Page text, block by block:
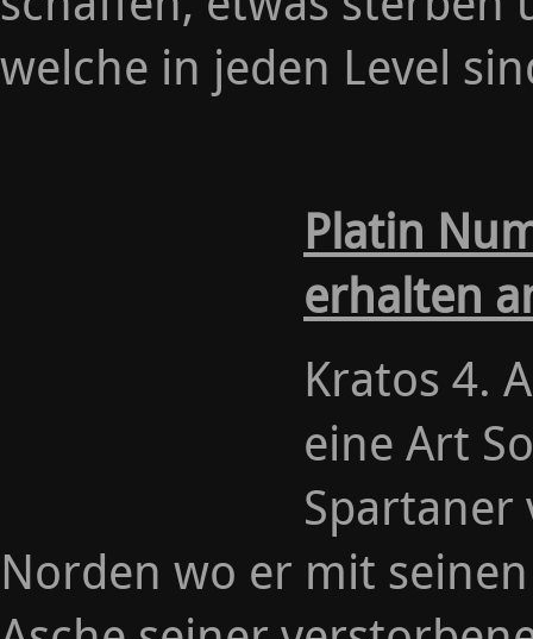
welche in jeden Level
Platin
erhalten
Kratos 4.
eine Art
Spartaner
Norden wo er mit